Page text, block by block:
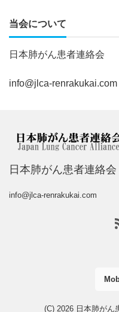
当会について
日本肺がん患者連絡会
info@jlca-renrakukai.com
日本肺がん患者連絡会
info@jlca-renrakukai.com
(C) 2026 日本肺がん